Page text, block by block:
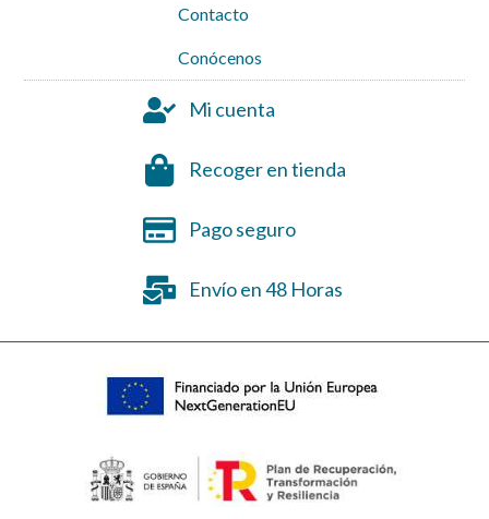
Contacto
Conócenos
Mi cuenta
Recoger en tienda
Pago seguro
Envío en 48 Horas